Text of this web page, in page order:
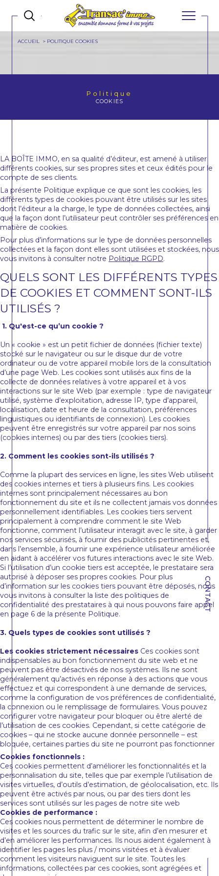
CONTACT
ACCUEIL POLITIQUE COOKIES
Politique
COOKIES
LA BOÎTE IMMO, en sa qualité d’éditeur, est amené à utiliser
différents cookies, sur ses propres sites et ceux édités pour le
compte de ses clients.
La présente Politique explique ce que sont les cookies, les
différents types de cookies pouvant être utilisés sur les sites
dont l’éditeur a la charge, le type de données collectées, ainsi
que la façon dont l’utilisateur peut contrôler ses préférences en
matière de cookies.
Pour plus d’informations sur le type de données personnelles
collectées et la façon dont elles sont utilisées et stockées, nous
vous invitons à consulter notre Politique RGPD.
QUELS SONT LES DIFFÉRENTS TYPES
DE COOKIES ET COMMENT SONT-ILS
UTILISÉS ?
1. Qu'est-ce qu’un cookie ?
Un « cookie » est un petit fichier de données (fichier texte)
stocké sur le navigateur ou sur le disque dur de votre
ordinateur ou de votre appareil mobile lors de la consultation
d’une page Web. Les cookies sont utilisés aux fins de la
collecte de données relatives à votre appareil et à vos
interactions sur le site Web (par exemple : type de navigateur
utilisé, système d’exploitation, adresse IP, type d’appareil,
localisation, date et heure de la consultation, préférences
linguistiques ou identifiants de connexion). Les cookies
peuvent être enregistrés sur votre appareil par nos soins
(cookies internes) ou par des tiers (cookies tiers).
2. Comment les cookies sont-ils utilisés ?
Comme la plupart des services en ligne, les sites Web utilisent
des cookies internes et tiers à plusieurs fins. Les cookies
internes sont principalement nécessaires au bon
fonctionnement du site et ils ne collectent jamais vos données
personnellement identifiables. Les cookies tiers servent
principalement à comprendre comment le site Web
fonctionne, comment l’utilisateur interagit avec le site, à garder
nos services sécurisés, à fournir des publicités pertinentes et,
dans l’ensemble, à fournir une expérience utilisateur améliorée
en aidant à accélérer vos futures interactions avec le site Web.
Si l’utilisation d’un cookie tiers est acceptée, le prestataire sera
autorisé à déposer ses propres cookies. Pour plus
d’information sur les cookies tiers pouvant être déposés, nous
vous invitons à consulter la liste des politiques de
confidentialité des prestataires à qui nous pouvons faire appel
en page 6 de la présente Politique.
3. Quels types de cookies sont utilisés ?
Les cookies strictement nécessaires Ces cookies sont
indispensables au bon fonctionnement du site web et ne
peuvent pas être désactivés de nos systèmes. Ils ne sont
généralement qu’activés en réponse à des actions que vous
effectuez et qui correspondent à une demande de services,
comme la configuration de vos préférences de confidentialité,
la connexion ou le remplissage de formulaires. Vous pouvez
configurer votre navigateur pour bloquer ou être alerté de
l’utilisation de ces cookies. Cependant, si cette catégorie de
cookies – qui ne stocke aucune donnée personnelle – est
bloquée, certaines parties du site ne pourront pas fonctionner
Cookies fonctionnels :
Ces cookies permettent d’améliorer les fonctionnalités et la
personnalisation du site, telles que par exemple l’utilisation de
visites virtuelles, d’outils d’estimation, de géolocalisation, etc. Ils
peuvent être activés par nous, ou par des tiers dont les
services sont utilisés sur les pages de notre site web
Cookies de performance :
Ces cookies nous permettent de déterminer le nombre de
visites et les sources du trafic sur le site, afin d’en mesurer et
d’en améliorer les performances. Ils nous aident également à
identifier les pages les plus / moins visitées et à évaluer
comment les visiteurs naviguent sur le site. Toutes les
informations, collectées par ces cookies, sont agrégées et